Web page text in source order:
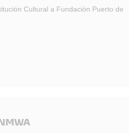
Cultural a Fundación Puerto de